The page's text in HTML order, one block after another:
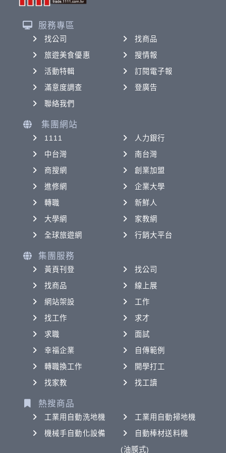
服務專區
找公司
找商品
旅遊美食優惠
搜情報
活動特輯
訂閱電子報
滿意度調查
登廣告
聯絡我們
集團網站
1111
人力銀行
中台灣
南台灣
商搜網
創業加盟
進修網
企業大學
轉職
新鮮人
大學網
家教網
全球旅遊網
行銷大平台
集團服務
黃頁刊登
找公司
找商品
線上展
網站架設
工作
找工作
求才
求職
面試
幸福企業
自傳範例
轉職換工作
開學打工
找家教
找工讀
熱搜商品
工業用自動洗地機
工業用自動掃地機
機械手自動化設備
自動棒材送料機
(油膜式)